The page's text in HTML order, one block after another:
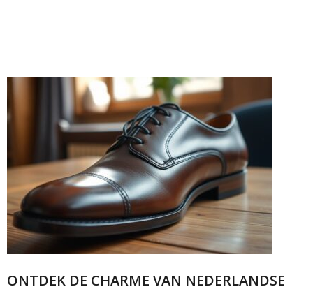
ONTDEK DE CHARME VAN NEDERLANDSE